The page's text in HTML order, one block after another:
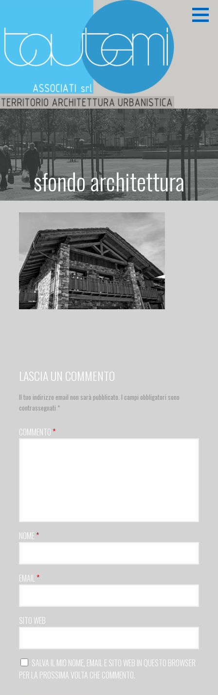
contenuto
TAUTEMI ASSOCIATI S.R.L.
Territorio Architettura Urbanistica
sfondo architettura
LASCIA UN COMMENTO
Il tuo indirizzo email non sarà pubblicato. I campi obbligatori sono
contrassegnati *
COMMENTO *
NOME *
EMAIL*
SITO WEB
SALVA IL MIO NOME, EMAIL E SITO WEB IN QUESTO BROWSER
PER LA PROSSIMA VOLTA CHE COMMENTO.